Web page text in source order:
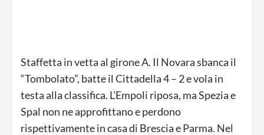
Staffetta in vetta al girone A. Il Novara sbanca il
“Tombolato”, batte il Cittadella 4 – 2 e vola in
testa alla classifica. L’Empoli riposa, ma Spezia e
Spal non ne approfittano e perdono
rispettivamente in casa di Brescia e Parma. Nel